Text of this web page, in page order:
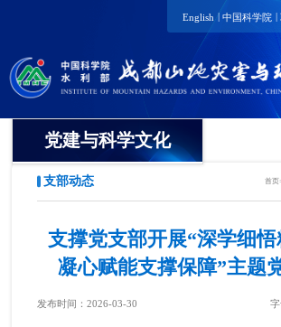
English | 中国科学院 |
党建与科学文化
纪委
工会
支部动态 首页
支撑党支部开展“深学细悟
凝心赋能支撑保障”主题
发布时间：2026-03-30